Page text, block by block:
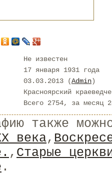
Не известен
17 января 1931 года
03.03.2013 (Admin)
Красноярский
Всего 2754, за месяц
также
века,
, Старые
.